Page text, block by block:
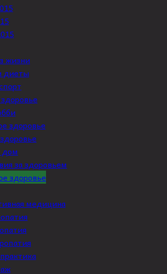
жизни
диеты
здоровье
дом
за здоровьем
здоровье
медицина